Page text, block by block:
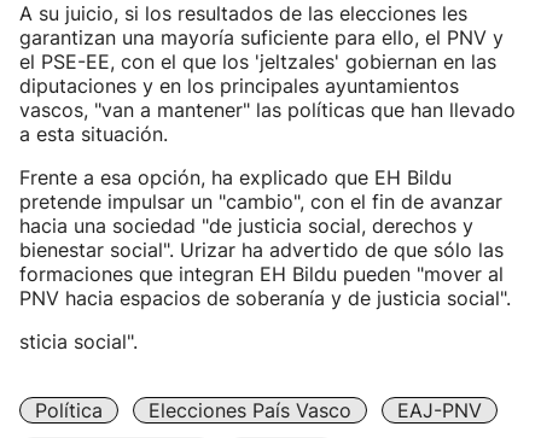
A su juicio, si los resultados de las elecciones les
garantizan una mayoría suficiente para ello, el PNV y
el PSE-EE, con el que los 'jeltzales' gobiernan en las
diputaciones y en los principales ayuntamientos
vascos, "van a mantener" las políticas que han llevado
a esta situación.
Frente a esa opción, ha explicado que EH Bildu
pretende impulsar un "cambio", con el fin de avanzar
hacia una sociedad "de justicia social, derechos y
bienestar social". Urizar ha advertido de que sólo las
formaciones que integran EH Bildu pueden "mover al
PNV hacia espacios de soberanía y de justicia social".
sticia social".
Política Elecciones País Vasco
EAJ-PNV